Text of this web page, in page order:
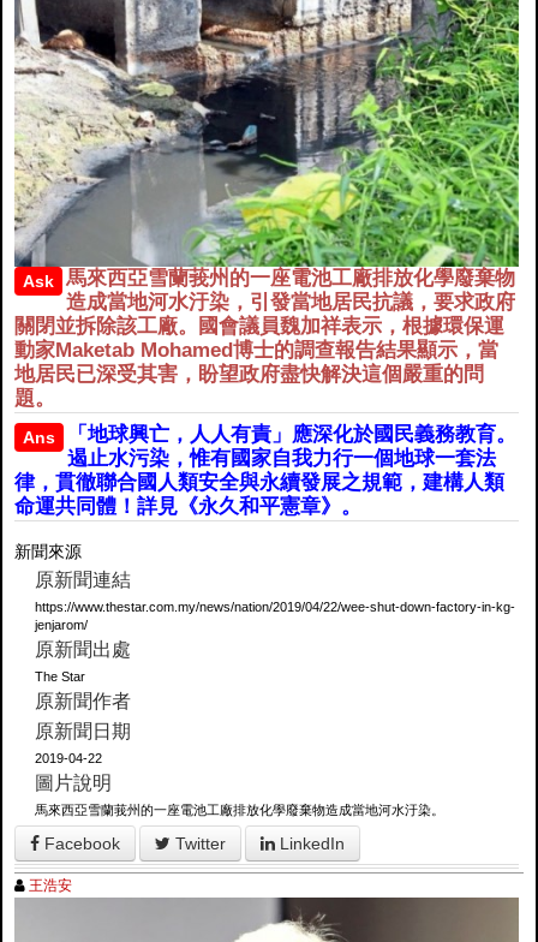
Ask
馬來西亞雪蘭莪州的一座電池工廠排放化學廢棄物
造成當地河水汙染，引發當地居民抗議，要求政府
關閉並拆除該工廠。國會議員魏加祥表示，根據環保運
動家Maketab Mohamed博士的調查報告結果顯示，當
地居民已深受其害，盼望政府盡快解決這個嚴重的問
題。
Ans
「地球興亡，人人有責」應深化於國民義務教育。
遏止水污染，惟有國家自我力行一個地球一套法
律，貫徹聯合國人類安全與永續發展之規範，建構人類
命運共同體！詳見《永久和平憲章》。
新聞來源
原新聞連結
https://www.thestar.com.my/news/nation/2019/04/22/wee-shut-down-factory-in-kg-
jenjarom/
原新聞出處
The Star
原新聞作者
原新聞日期
2019-04-22
圖片說明
馬來西亞雪蘭莪州的一座電池工廠排放化學廢棄物造成當地河水汙染。
Facebook Twitter LinkedIn
王浩安